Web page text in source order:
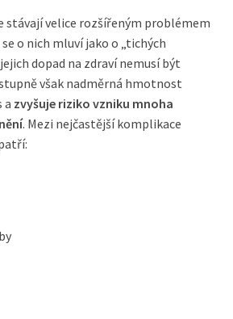
stávají velice rozšířeným problémem
o nich mluví jako o „tichých
dopad na zdraví nemusí být
však nadměrná hmotnost
a zvyšuje riziko vzniku mnoha
. Mezi nejčastější komplikace